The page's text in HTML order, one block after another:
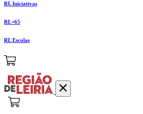
RL Iniciativas
RL+65
RL Escolas